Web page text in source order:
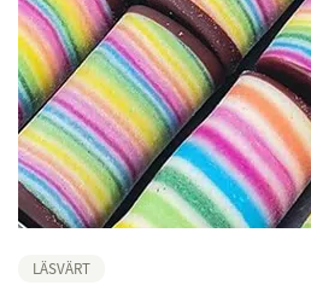
LÄSVÄRT